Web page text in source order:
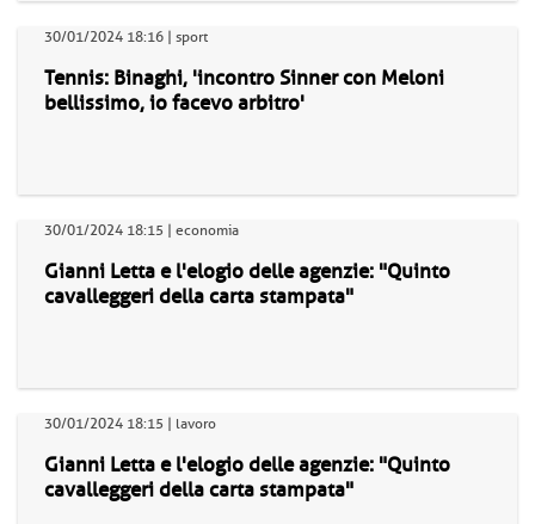
30/01/2024 18:16 | sport
Tennis: Binaghi, 'incontro Sinner con Meloni
bellissimo, io facevo arbitro'
30/01/2024 18:15 | economia
Gianni Letta e l'elogio delle agenzie: "Quinto
cavalleggeri della carta stampata"
30/01/2024 18:15 | lavoro
Gianni Letta e l'elogio delle agenzie: "Quinto
cavalleggeri della carta stampata"